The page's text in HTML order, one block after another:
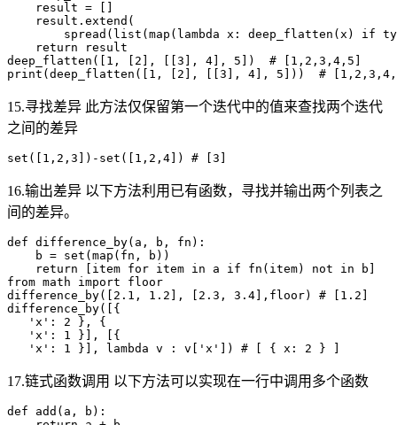
    result = []
    result.extend(
spread(list(map(lambda x: deep_flatten(x) if
    return result
deep_flatten([1, [2], [[3], 4], 5])  # [1,2,3,4,5]
15.寻找差异 此方法仅保留第一个迭代中的值来查找两个迭代
之间的差异
16.输出差异 以下方法利用已有函数，寻找并输出两个列表之
间的差异。
def difference_by(a, b, fn):
    b = set(map(fn, b))
    return [item for item in a if fn(item) not in b]
from math import floor
difference_by([2.1, 1.2], [2.3, 3.4],floor) # [1.2]
difference_by([{
   'x': 2 }, {
   'x': 1 }], [{
17.链式函数调用 以下方法可以实现在一行中调用多个函数
def add(a, b):